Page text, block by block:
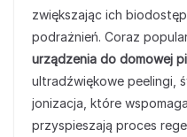
zwiększając ich
podrażnień. Coraz
urządzenia do domowej
ultradźwiękowe peelingi,
jonizacja, które
przyspieszają proces